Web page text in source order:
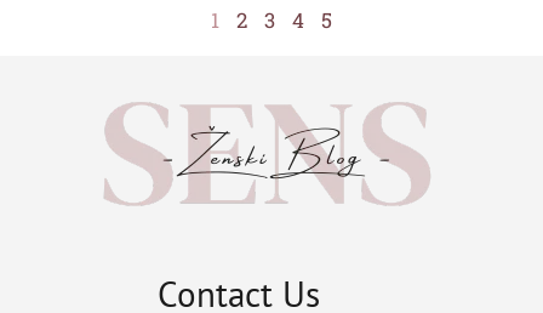
1 2 3 4 5
Contact Us